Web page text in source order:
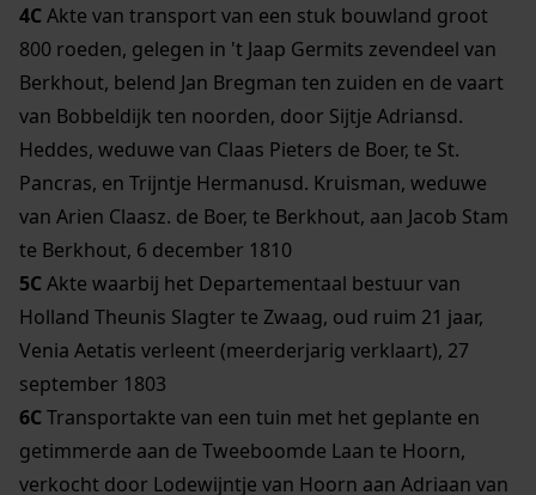
4C Akte van transport van een stuk bouwland groot
800 roeden, gelegen in 't Jaap Germits zevendeel van
Berkhout, belend Jan Bregman ten zuiden en de vaart
van Bobbeldijk ten noorden, door Sijtje Adriansd.
Heddes, weduwe van Claas Pieters de Boer, te St.
Pancras, en Trijntje Hermanusd. Kruisman, weduwe
van Arien Claasz. de Boer, te Berkhout, aan Jacob Stam
te Berkhout, 6 december 1810
5C Akte waarbij het Departementaal bestuur van
Holland Theunis Slagter te Zwaag, oud ruim 21 jaar,
Venia Aetatis verleent (meerderjarig verklaart), 27
september 1803
6C Transportakte van een tuin met het geplante en
getimmerde aan de Tweeboomde Laan te Hoorn,
verkocht door Lodewijntje van Hoorn aan Adriaan van